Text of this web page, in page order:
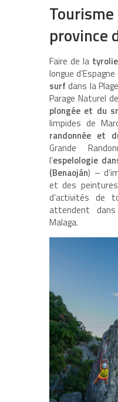
province
Faire de la
longue
surf dans la
Parage Naturel
plongée et du
limpides de
randonnée et
Grande
l’espelologie
(Benaoján) –
et des
d’activités de
attendent
Malaga.